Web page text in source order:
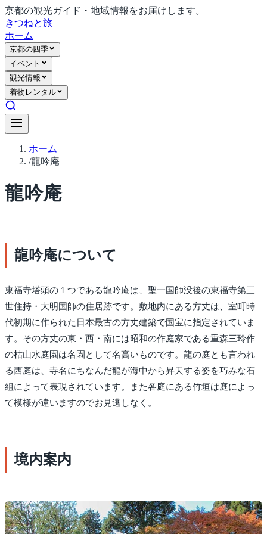
京都の観光ガイド・地域情報をお届けします。
きつねと旅
ホーム
京都の四季
イベント
観光情報
着物レンタル
ホーム
/龍吟庵
龍吟庵
龍吟庵について
東福寺塔頭の１つである龍吟庵は、聖一国師没後の東福寺第三
世住持・大明国師の住居跡です。敷地内にある方丈は、室町時
代初期に作られた日本最古の方丈建築で国宝に指定されていま
す。その方丈の東・西・南には昭和の作庭家である重森三玲作
の枯山水庭園は名園として名高いものです。龍の庭とも言われ
る西庭は、寺名にちなんだ龍が海中から昇天する姿を巧みな石
組によって表現されています。また各庭にある竹垣は庭によっ
て模様が違いますのでお見逃しなく。
境内案内